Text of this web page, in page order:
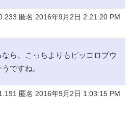
匿名 2016年9月2日 2:21:20 PM
ら、こっちよりもピッコロブウ
ですね。
匿名 2016年9月2日 1:03:15 PM